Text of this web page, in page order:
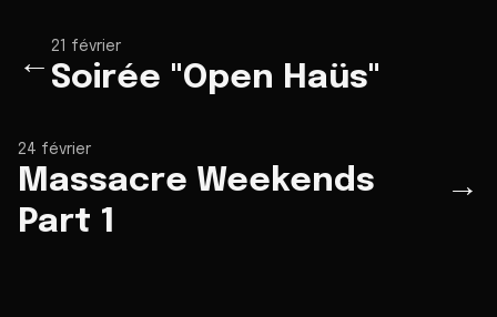
←
21 février
Soirée "Open Haüs"
24 février
Massacre Weekends
Part 1
→